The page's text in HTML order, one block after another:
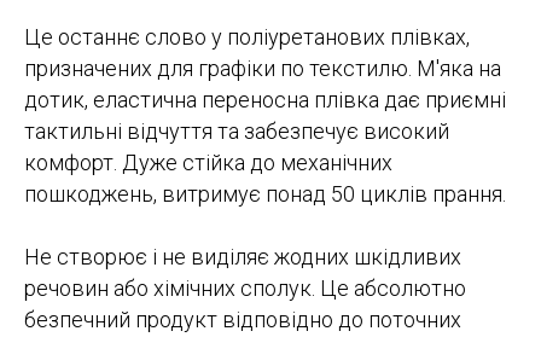
Це останнє слово у поліуретанових плівках,
призначених для графіки по текстилю. М'яка на
дотик, еластична переносна плівка дає приємні
тактильні відчуття та забезпечує високий
комфорт. Дуже стійка до механічних
пошкоджень, витримує понад 50 циклів прання.
Не створює і не виділяє жодних шкідливих
речовин або хімічних сполук. Це абсолютно
безпечний продукт відповідно до поточних